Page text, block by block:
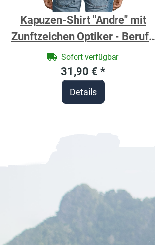
Kapuzen-Shirt "Andre" mit
Zunftzeichen Optiker - Berufe
Shirt für Handwerker
Sofort verfügbar
31,90 € *
Details